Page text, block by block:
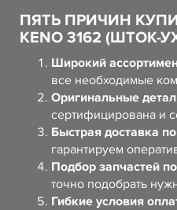
ПЯТЬ ПРИЧИН
KENO 3162 (ШТОК-
Широкий
все необходимые
Оригинальные
сертифицирована и
Быстрая доставка
гарантируем
Подбор запчастей
точно подобрать
Гибкие условия